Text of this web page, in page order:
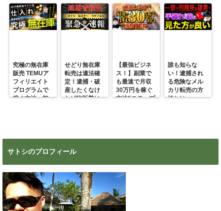
究極の無在庫
販売 TEMUア
フィリエイト
プログラムで
稼ぐ方法 初
せどり無在庫
転売は違法確
定！逮捕・破
産したくなけ
れば物販勢は
【最強ビジネ
ス！】副業で
も最速で月収
30万円を稼ぐ
方法5ステップ
誰も知らな
い！逮捕され
る危険なメル
カリ転売の方
法とは
サトシのプロフィール